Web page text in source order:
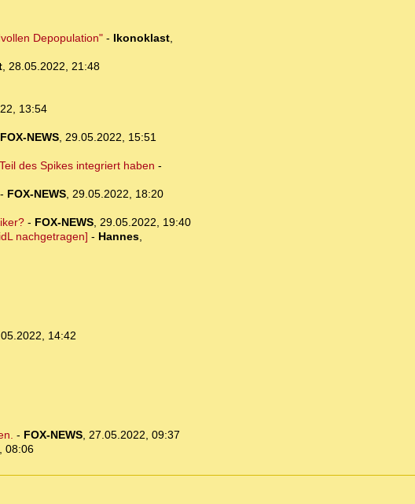
Depopulation"- Ikonoklast,
, 28.05.2022, 21:48
13:54
FOX-NEWS, 29.05.2022, 15:51
des Spikes integriert haben -
- FOX-NEWS, 29.05.2022, 18:20
- FOX-NEWS, 29.05.2022, 19:40
nachgetragen] - Hannes,
14:42
- FOX-NEWS, 27.05.2022, 09:37
08:06